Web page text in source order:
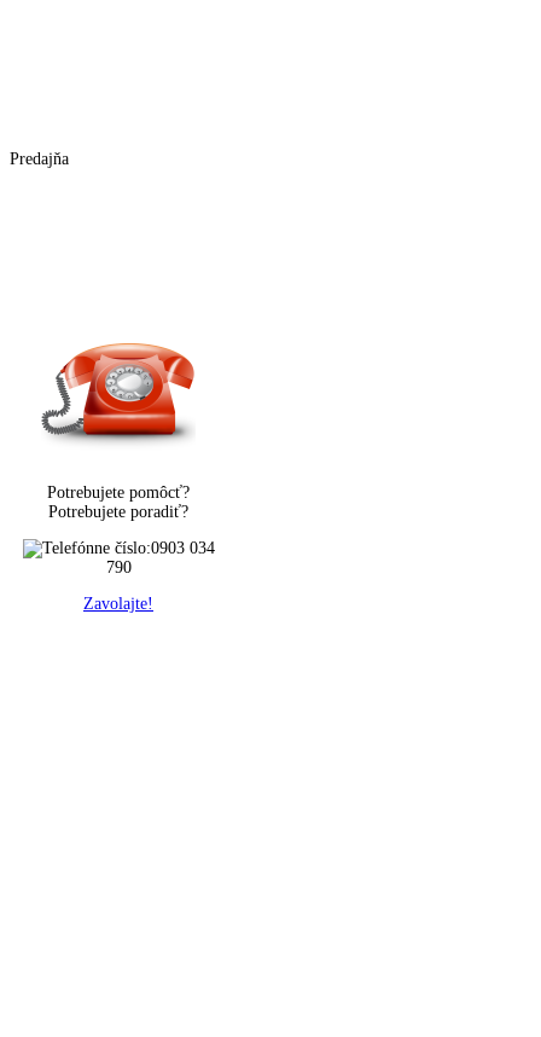
Predajňa
Potrebujete pomôcť?
Potrebujete poradiť?
0903 034
790
Zavolajte!